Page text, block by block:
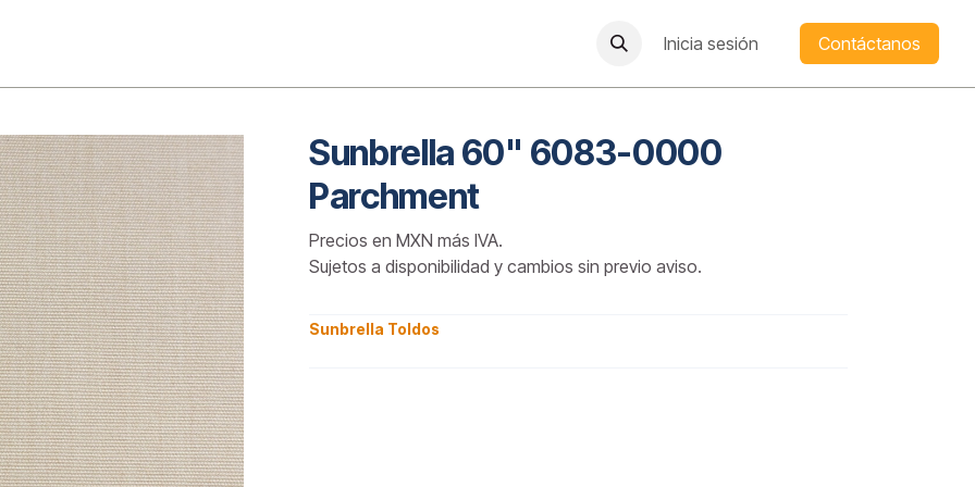
Inicia sesión Contáctanos
Sunbrella 60" 6083-0000
Parchment
Precios en MXN más IVA.
Sujetos a disponibilidad y cambios sin previo aviso.
Sunbrella Toldos